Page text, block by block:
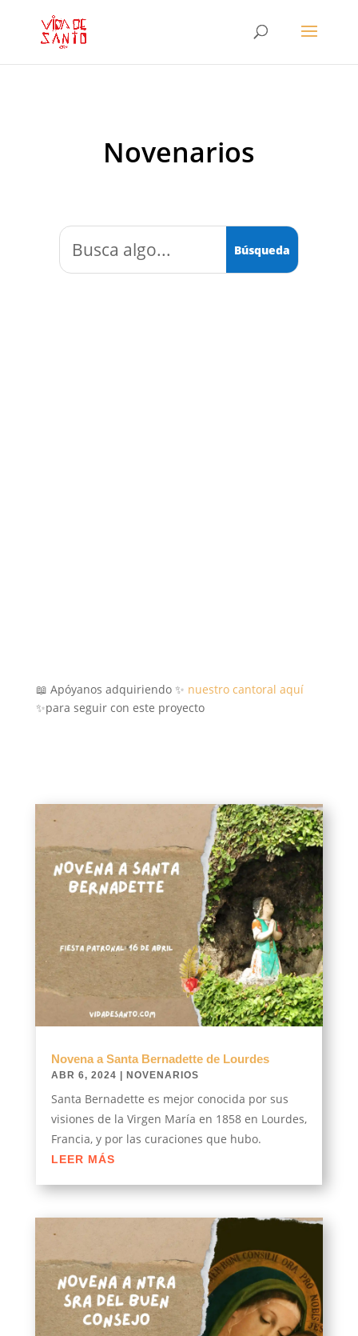
Novenarios
📖 Apóyanos adquiriendo ✨ nuestro cantoral aquí
✨para seguir con este proyecto
Novena a Santa Bernadette de Lourdes
ABR 6, 2024 NOVENARIOS
Santa Bernadette es mejor conocida por sus
visiones de la Virgen María en 1858 en Lourdes,
Francia, y por las curaciones que hubo.
LEER MÁS